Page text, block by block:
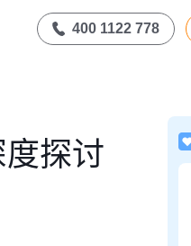
400 1122 778
探讨